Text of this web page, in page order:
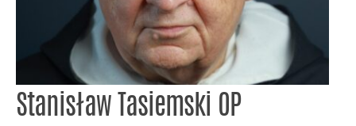
Stanisław Tasiemski OP